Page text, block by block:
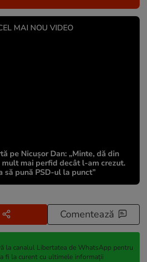
MAI NOU VIDEO
pe Nicușor Dan: „Minte, dă din
mult mai perfid decât l-am crezut.
să pună PSD-ul la punct”
Comentează
la canalul Libertatea de WhatsApp pentru
a fi la curent cu ultimele informații